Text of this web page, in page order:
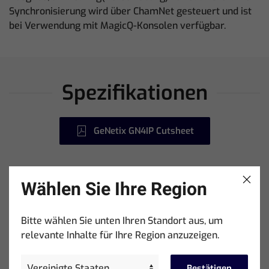
Synchronisierung wird über ChamNet gesteuert und ist
bei Verwendung mit MagicQ-Konsolen verfügbar.
Spezifikationen
GeNetix GN4IP Cutsheet
Hardware Specifications:
RDM Direct DMX-Ports: 4
Wählen Sie Ihre Region
Bitte wählen Sie unten Ihren Standort aus, um
relevante Inhalte für Ihre Region anzuzeigen.